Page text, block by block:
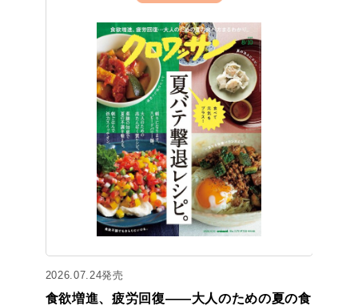
2026.07.24発売
食欲増進、疲労回復——大人のための夏の食